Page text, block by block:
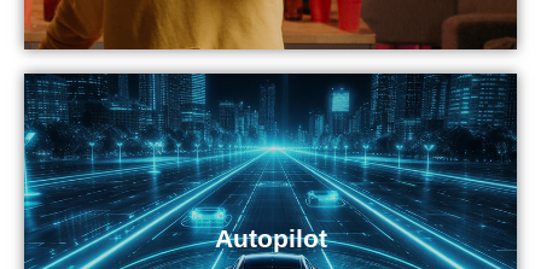
Autopilot